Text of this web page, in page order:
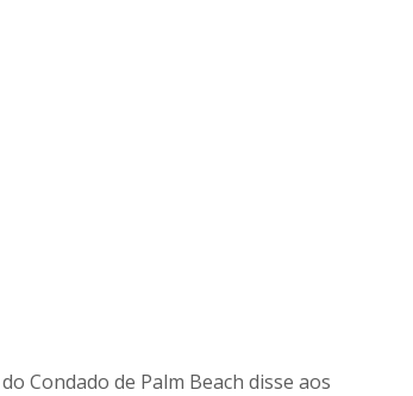
Condado de Palm Beach disse aos